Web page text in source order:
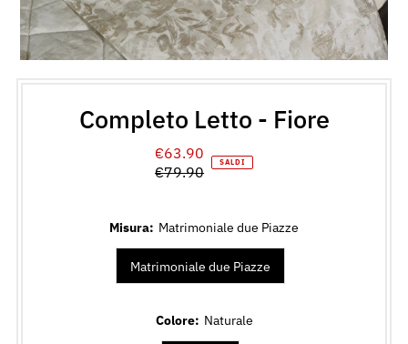
Completo Letto - Fiore
Prezzo
di
€63.90
Prezzo
€79.90
SALDI
Misura: Matrimoniale due Piazze
Matrimoniale due Piazze
Colore: Naturale